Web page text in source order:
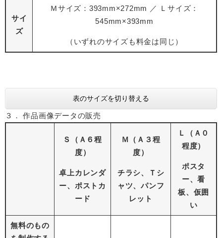
サイ
ズ
Ｍサイズ：393mm×272mm ／ Ｌサイズ：
545mm×393mm
（いずれのサイズも料金は同じ）
表のサイズを切り替える
３． 作品画像データの販売
Ｓ（Ａ６程
度）
卓上カレンダ
ー、ポストカ
ード
Ｍ（Ａ３程
度）
チラシ、Ｔシ
ャツ、パンフ
レット
Ｌ（Ａ０
程度）
ポスタ
ー、看
板、仮囲
い
無料のもの